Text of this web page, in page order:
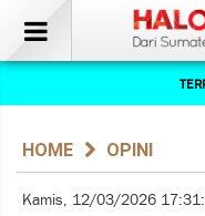
HOME OPINI
Kamis, 12/03/2026